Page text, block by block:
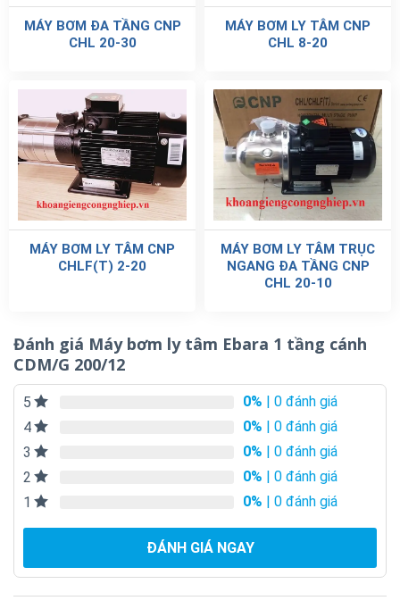
MÁY BƠM ĐA TẦNG CNP
CHL 20-30
MÁY BƠM LY TÂM CNP
CHL 8-20
MÁY BƠM LY TÂM CNP
CHLF(T) 2-20
MÁY BƠM LY TÂM TRỤC
NGANG ĐA TẦNG CNP
CHL 20-10
Đánh giá Máy bơm ly tâm Ebara 1 tầng cánh
CDM/G 200/12
5 0% | 0 đánh giá
4
0% | 0 đánh giá
3
0% | 0 đánh giá
2
0% | 0 đánh giá
1
0% | 0 đánh giá
ĐÁNH GIÁ NGAY